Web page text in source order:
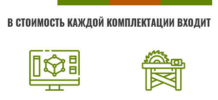
В СТОИМОСТЬ КАЖДОЙ КОМПЛЕКТАЦИИ ВХОДИТ